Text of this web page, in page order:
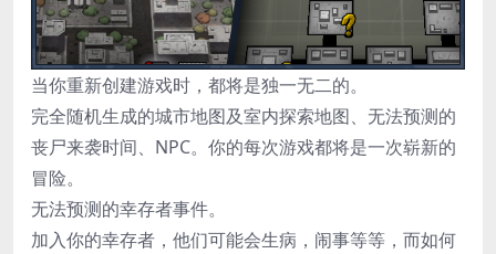
当你重新创建游戏时，都将是独一无二的。
完全随机生成的城市地图及室内探索地图、无法预测的
丧尸来袭时间、NPC。你的每次游戏都将是一次崭新的
冒险。
无法预测的幸存者事件。
加入你的幸存者，他们可能会生病，闹事等等，而如何